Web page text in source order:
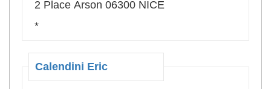
2 Place Arson 06300 NICE
*
Calendini Eric